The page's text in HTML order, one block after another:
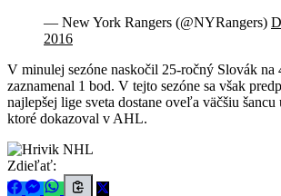
— New York Rangers (@NYRangers)
2016
V minulej sezóne naskočil 25-ročný Slovák na
zaznamenal 1 bod. V tejto sezóne sa však
najlepšej lige sveta dostane oveľa väčšiu
ktoré dokazoval v AHL.
Zdieľať: